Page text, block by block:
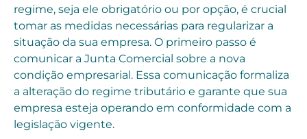
regime, seja ele obrigatório ou por opção, é crucial
tomar as medidas necessárias para regularizar a
situação da sua empresa. O primeiro passo é
comunicar a Junta Comercial sobre a nova
condição empresarial. Essa comunicação formaliza
a alteração do regime tributário e garante que sua
empresa esteja operando em conformidade com a
legislação vigente.